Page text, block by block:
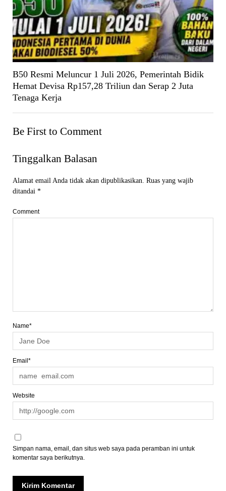
B50 Resmi Meluncur 1 Juli 2026, Pemerintah Bidik
Hemat Devisa Rp157,28 Triliun dan Serap 2 Juta
Tenaga Kerja
Be First to Comment
Tinggalkan Balasan
Alamat email Anda tidak akan dipublikasikan. Ruas yang wajib
ditandai *
Comment
Name*
Email*
Website
Simpan nama, email, dan situs web saya pada peramban ini untuk
komentar saya berikutnya.